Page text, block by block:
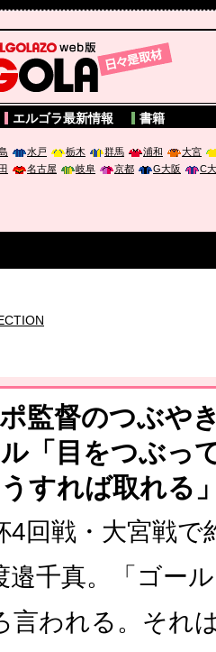
エルゴラ最新情報 書籍
水戸 栃木 群馬 浦和
大宮
名古屋 岐阜 京都 G大阪
C
ン
シャーレ
監督のつぶや
「目をつぶっ
すれば取れる
回戦・大宮戦で
邉千真。「ゴー
言われる。それ